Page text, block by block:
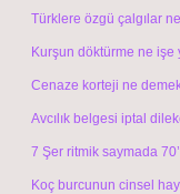
Türklere özgü çalgılar
Kurşun döktürme ne işe
Cenaze korteji ne
Avcılık belgesi iptal
7 Şer ritmik saymada
Koç burcunun cinsel